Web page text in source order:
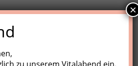
Veranstaltung nicht mehr
×